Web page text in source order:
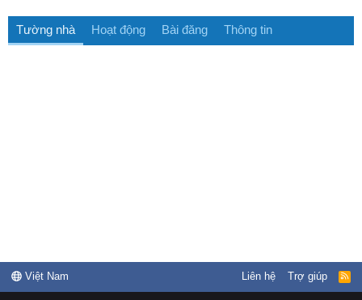
Tường nhà Hoạt động Bài đăng Thông tin
Việt Nam Liên hệ Trợ giúp
R